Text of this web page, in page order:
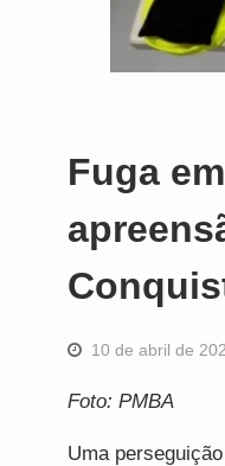
Fuga
10 de abril de
Foto: PMBA
Uma